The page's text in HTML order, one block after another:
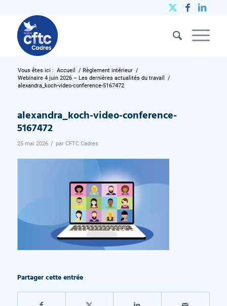
Vous êtes ici : Accueil / Règlement intérieur /
Webinaire 4 juin 2026 – Les dernières actualités du travail
/
alexandra_koch-video-conference-5167472
alexandra_koch-video-conference-
5167472
25 mai 2026 / par CFTC Cadres
Partager cette entrée